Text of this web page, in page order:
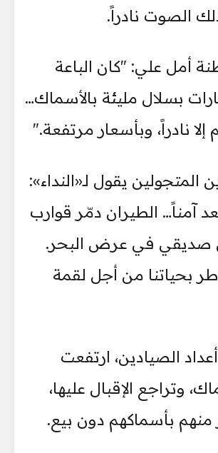
الصوت نادراً.
أمل علي: "كان الباعة
بسلال مليئة بالأسماك…
إلا نادراً، وبأسعار مرتفعة."
المتجولين يقول لـ«النداء»:
آمناً… الطيران دمّر قوارب
صديقي في عرض البحر.
بحياتنا من أجل لقمة
الصيادين، ارتفعت
وتراجع الإقبال عليها،
منهم بأسماكهم دون بيع.